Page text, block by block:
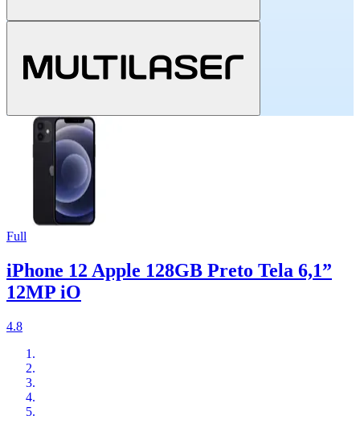
Full
iPhone 12 Apple 128GB Preto Tela 6,1”
12MP iO
4.8